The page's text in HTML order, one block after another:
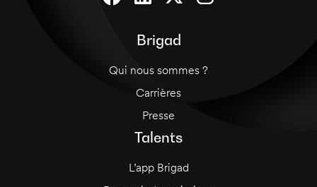
Brigad
Qui nous sommes ?
Carrières
Presse
Talents
L’app Brigad